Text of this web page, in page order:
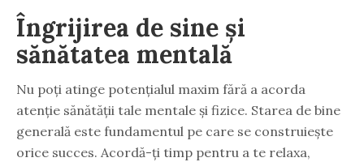
Îngrijirea de sine și
sănătatea mentală
Nu poți atinge potențialul maxim fără a acorda
atenție sănătății tale mentale și fizice. Starea de bine
generală este fundamentul pe care se construiește
orice succes. Acordă-ți timp pentru a te relaxa,